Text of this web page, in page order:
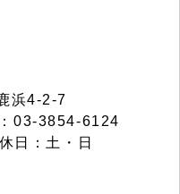
浜4-2-7
03-3854-6124
日：土・日